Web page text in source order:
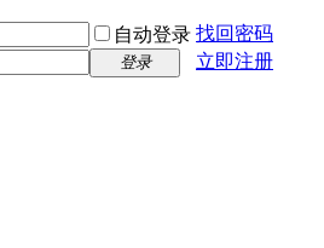
自动登录 找回密码
登录
立即注册